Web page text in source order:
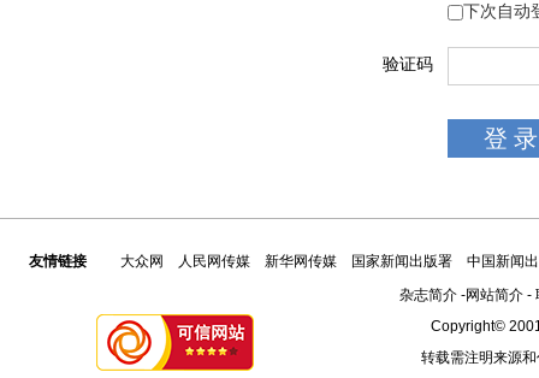
下次自动
验证码
友情链接 大众网 人民网传媒 新华网传媒 国家新闻出版署
中国新闻
杂志简介 -网站简介 -
Copyright©
转载需注明来源